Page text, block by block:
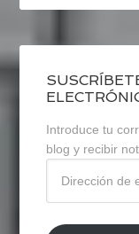
Introduce tu
blog y recibir
email